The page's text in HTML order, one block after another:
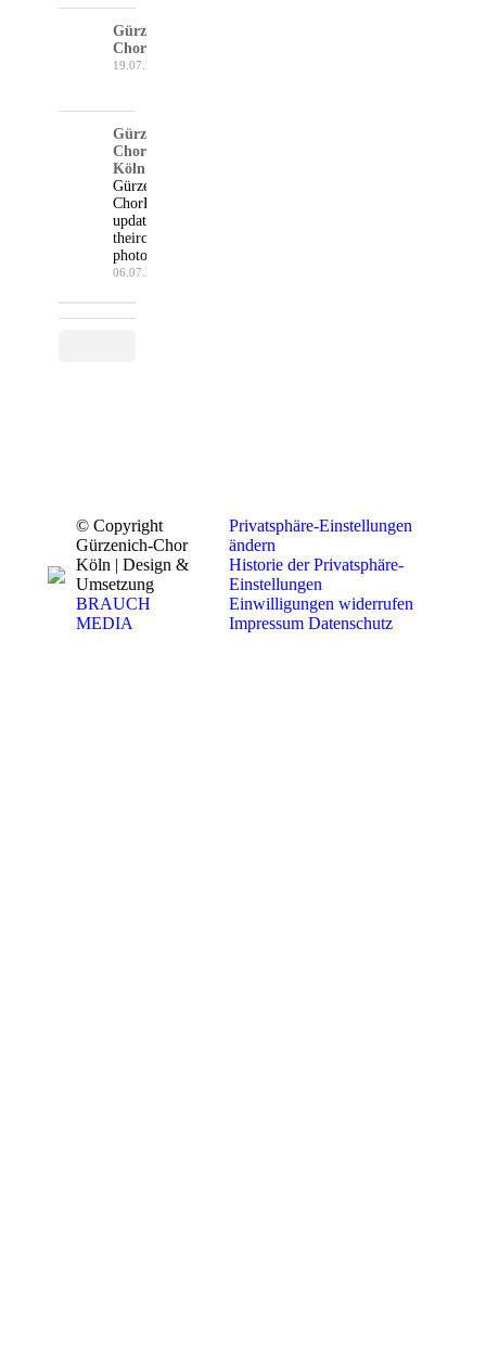
Gürzenich-
Chor Köln
19.07.26
Gürzenich-
Chor
Köln
Gürzenich-
Chor Köln
updated
their cover
photo.
06.07.26
© Copyright
Gürzenich-Chor
Köln | Design &
Umsetzung
BRAUCH
MEDIA
Privatsphäre-Einstellungen
ändern
Historie der Privatsphäre-
Einstellungen
Einwilligungen widerrufen
Impressum Datenschutz